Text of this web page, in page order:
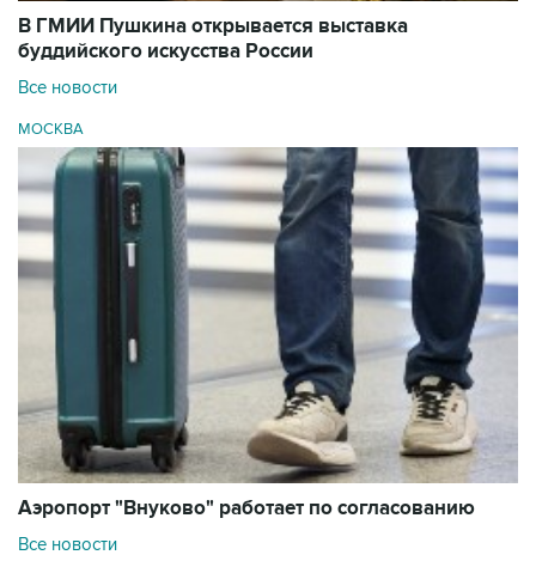
В ГМИИ Пушкина открывается выставка
буддийского искусства России
Все новости
МОСКВА
Аэропорт "Внуково" работает по согласованию
Все новости